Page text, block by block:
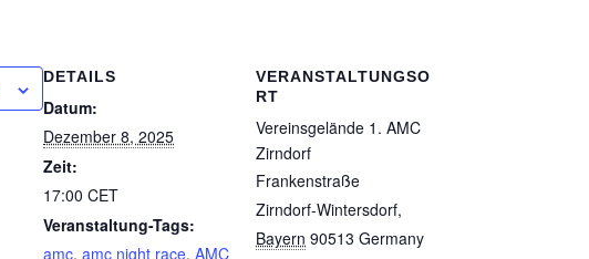
DETAILS
Datum:
Dezember 8, 2025
Zeit:
17:00 CET
Veranstaltung-Tags:
amc, amc night race, AMC
VERANSTALTUNGSO
RT
Vereinsgelände 1. AMC
Zirndorf
Frankenstraße
Zirndorf-Wintersdorf,
Bayern 90513 Germany